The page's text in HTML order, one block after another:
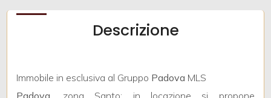
Descrizione
Immobile in esclusiva al Gruppo Padova MLS
minimi